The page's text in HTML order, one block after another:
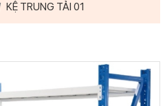
KỆ TRUNG TẢI 01